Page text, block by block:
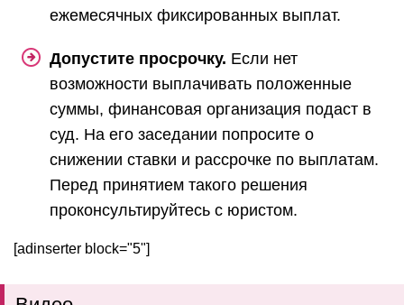
ежемесячных фиксированных выплат.
Допустите просрочку. Если нет
возможности выплачивать положенные
суммы, финансовая организация подаст в
суд. На его заседании попросите о
снижении ставки и рассрочке по выплатам.
Перед принятием такого решения
проконсультируйтесь с юристом.
[adinserter block="5"]